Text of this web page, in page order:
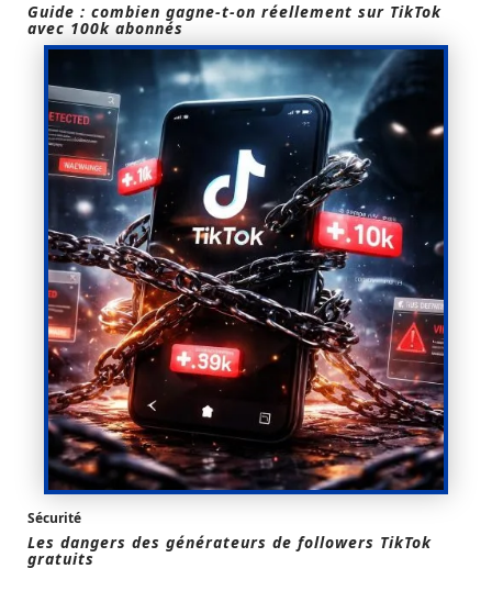
Guide : combien gagne-t-on réellement sur TikTok
avec 100k abonnés
Sécurité
Les dangers des générateurs de followers TikTok
gratuits